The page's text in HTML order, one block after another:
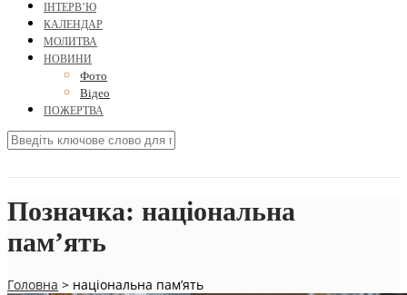
ІНТЕРВ’Ю
КАЛЕНДАР
МОЛИТВА
НОВИНИ
Фото
Відео
ПОЖЕРТВА
Позначка: національна
пам’ять
Головна > національна пам’ять